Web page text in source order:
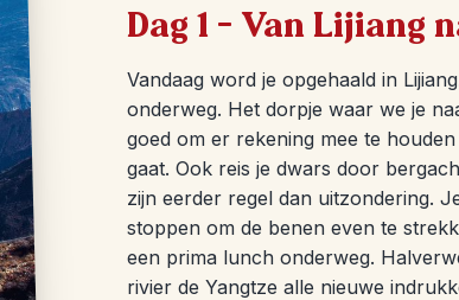
Dag 1 – Van Lijiang
Vandaag word je opgehaald in
onderweg. Het dorpje waar we je
goed om er rekening mee te
gaat. Ook reis je dwars door
zijn eerder regel dan uitzondering.
stoppen om de benen even te
een prima lunch onderweg.
rivier de Yangtze alle nieuwe